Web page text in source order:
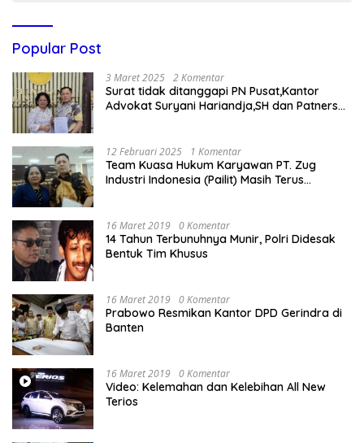
Popular Post
3 Maret 2025 2 Komentar
Surat tidak ditanggapi PN Pusat,Kantor
Advokat Suryani Hariandja,SH dan Patners
12 Februari 2025 1 Komentar
Team Kuasa Hukum Karyawan PT. Zug
Industri Indonesia (Pailit) Masih Terus
16 Maret 2019 0 Komentar
14 Tahun Terbunuhnya Munir, Polri Didesak
Bentuk Tim Khusus
16 Maret 2019 0 Komentar
Prabowo Resmikan Kantor DPD Gerindra di
Banten
16 Maret 2019 0 Komentar
Video: Kelemahan dan Kelebihan All New
Terios